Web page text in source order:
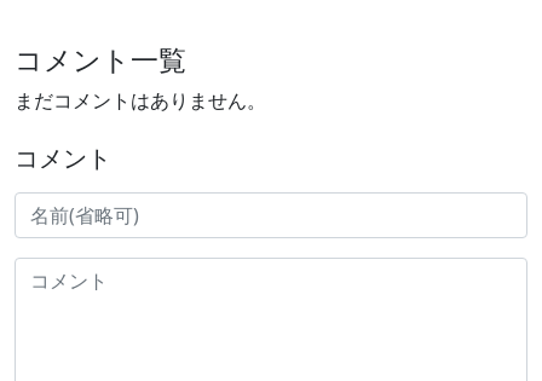
コメント一覧
まだコメントはありません。
コメント